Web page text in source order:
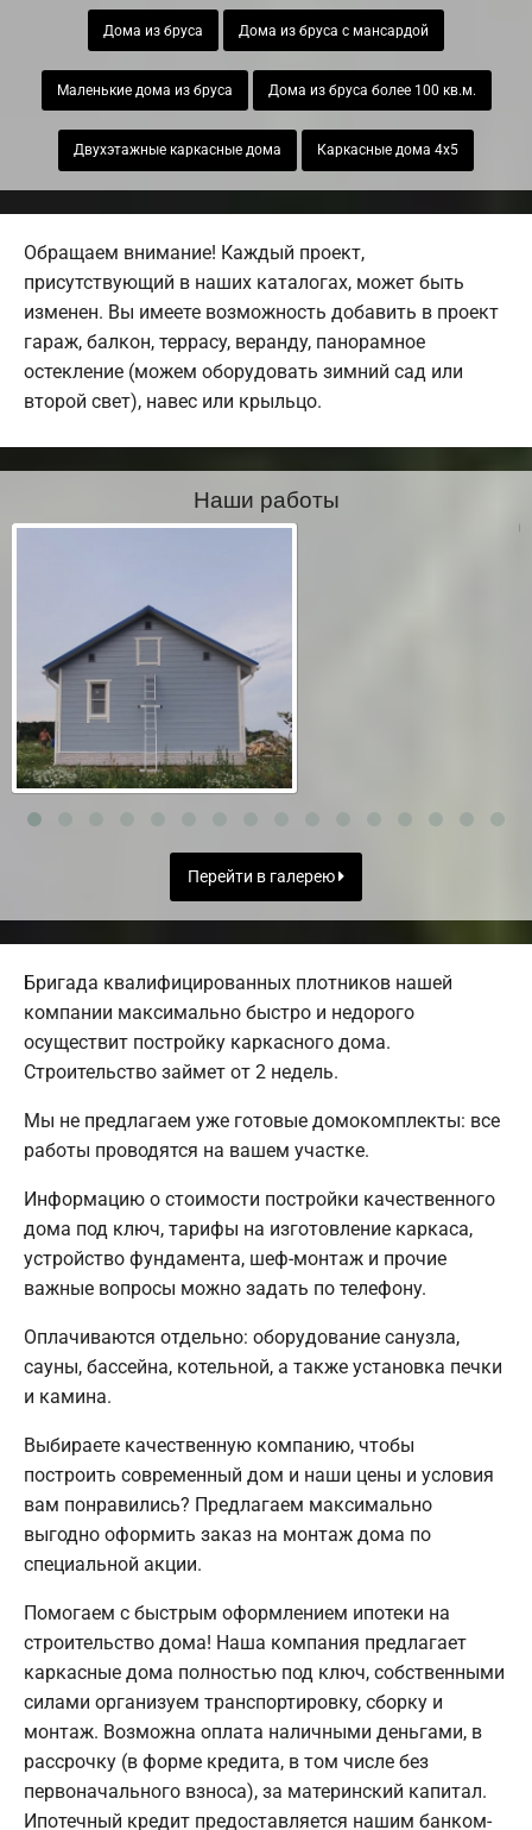
Дома из бруса Дома из бруса с мансардой
Маленькие дома из бруса Дома из бруса более 100 кв.м.
Двухэтажные каркасные дома Каркасные дома 4х5
Обращаем внимание! Каждый проект,
присутствующий в наших каталогах, может быть
изменен. Вы имеете возможность добавить в проект
гараж, балкон, террасу, веранду, панорамное
остекление (можем оборудовать зимний сад или
второй свет), навес или крыльцо.
Наши работы
Перейти в галерею
Бригада квалифицированных плотников нашей
компании максимально быстро и недорого
осуществит постройку каркасного дома.
Строительство займет от 2 недель.
Мы не предлагаем уже готовые домокомплекты: все
работы проводятся на вашем участке.
Информацию о стоимости постройки качественного
дома под ключ, тарифы на изготовление каркаса,
устройство фундамента, шеф-монтаж и прочие
важные вопросы можно задать по телефону.
Оплачиваются отдельно: оборудование санузла,
сауны, бассейна, котельной, а также установка печки
и камина.
Выбираете качественную компанию, чтобы
построить современный дом и наши цены и условия
вам понравились? Предлагаем максимально
выгодно оформить заказ на монтаж дома по
специальной акции.
Помогаем с быстрым оформлением ипотеки на
строительство дома! Наша компания предлагает
каркасные дома полностью под ключ, собственными
силами организуем транспортировку, сборку и
монтаж. Возможна оплата наличными деньгами, в
рассрочку (в форме кредита, в том числе без
первоначального взноса), за материнский капитал.
Ипотечный кредит предоставляется нашим банком-